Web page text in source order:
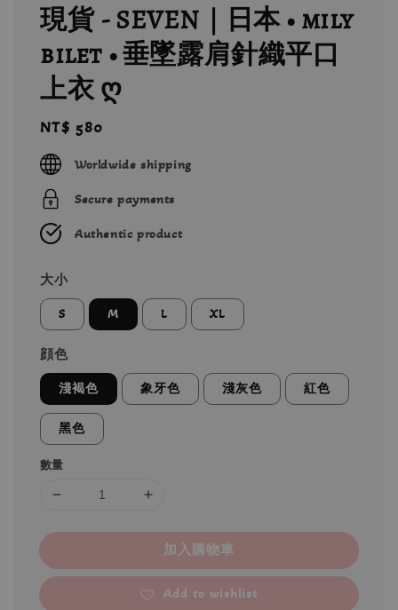
現貨 - SEVEN｜日本 • mily
bilet • 垂墜露肩針織平口
上衣 ღ
Regular
price
NT$ 580
Worldwide shipping
Secure payments
Authentic product
大小
S M L XL
顔色
淺褐色 象牙色 淺灰色 紅色
黑色
數量
加入購物車
Add to wishlist